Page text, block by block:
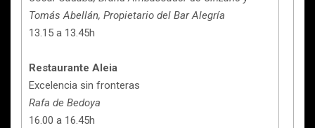
Tomás Abellán, Propietario del Bar Alegría
13.15 a 13.45h
Restaurante Aleia
Excelencia sin fronteras
Rafa de Bedoya
16.00 a 16.45h